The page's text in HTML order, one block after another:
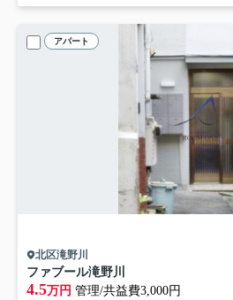
アパート
北区滝野川
ファブール滝野川
4.5万円 管理/共益費3,000円